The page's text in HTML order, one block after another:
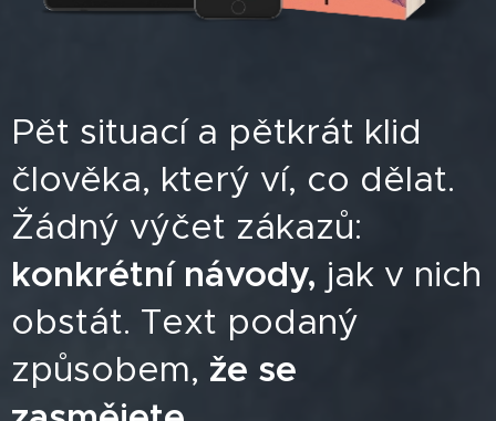
Pět situací a pětkrát klid
člověka, který ví, co dělat.
Žádný výčet zákazů:
konkrétní návody, jak v nich
obstát. Text podaný
způsobem, že se